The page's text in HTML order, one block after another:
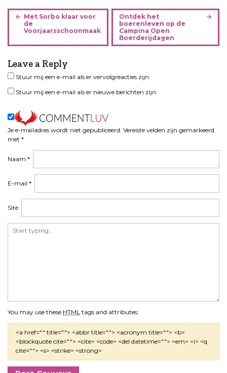
B
i
c
h
t
n
v
g
t
e
Met Sorbo klaar voor
de
Voorjaarsschoonmaak
Ontdek het
boerenleven op de
Campina Open
Boerderijdagen
Leave a Reply
Je e-mailadres wordt niet gepubliceerd. Vereiste velden zijn gemarkeerd
met *
You may use these HTML tags and attributes:
<a href="" title=""> <abbr title=""> <acronym title=""> <b>
<blockquote cite=""> <cite> <code> <del datetime=""> <em> <i> <q
cite=""> <s> <strike> <strong>
Naam *
E-mail *
Site
Stuur mij een e-mail als er vervolgreacties zijn.
Stuur mij een e-mail als er nieuwe berichten zijn.